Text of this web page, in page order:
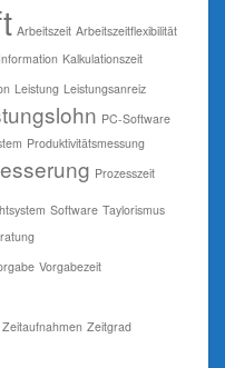
Arbeitszeit Arbeitszeitflexibilität
Information Kalkulationszeit
Leistung Leistungsanreiz
PC-Software
Produktivitätsmessung
Prozesszeit
Software Taylorismus
Vorgabezeit
Zeitaufnahmen Zeitgrad